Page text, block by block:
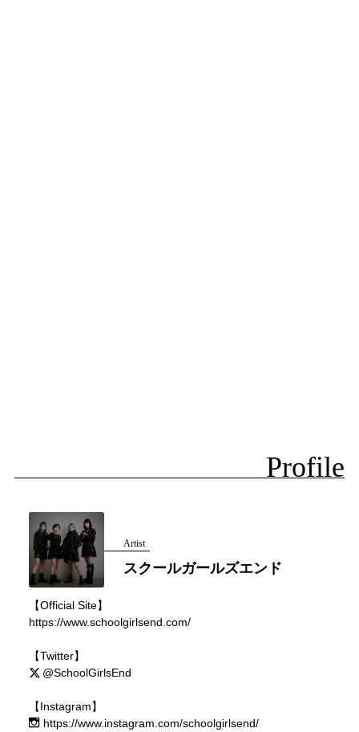
Profile
Artist
スクールガールズエンド
【Official Site】
https://www.schoolgirlsend.com/
【Twitter】
@SchoolGirlsEnd
【Instagram】
https://www.instagram.com/schoolgirlsend/